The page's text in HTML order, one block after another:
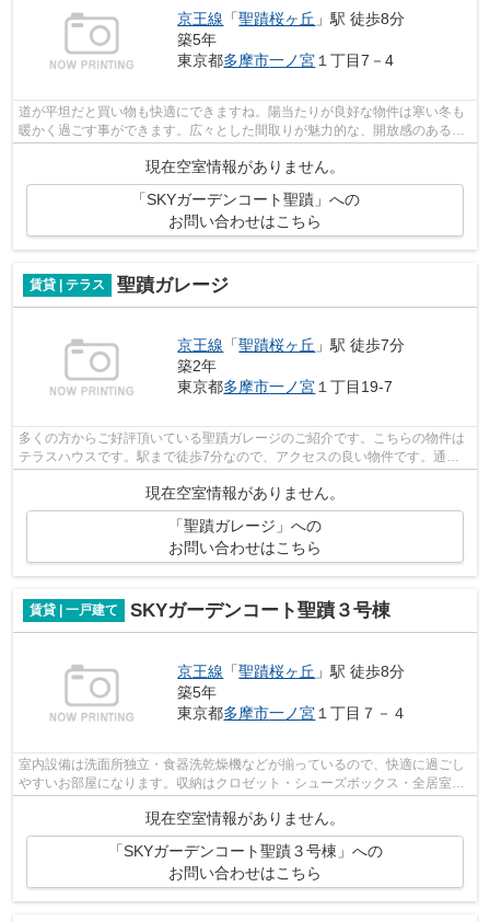
京王線 「聖蹟桜ヶ丘 」駅 徒歩8分
築5年
東京都多摩市一ノ宮１丁目7－4
道が平坦だと買い物も快適にできますね。陽当たりが良好な物件は寒い冬も
暖かく過ごす事ができます。広々とした間取りが魅力的な、開放感のある一
現在空室情報がありません。
「SKYガーデンコート聖蹟」への
お問い合わせはこちら
賃貸 | テラス 聖蹟ガレージ
京王線 「聖蹟桜ヶ丘 」駅 徒歩7分
築2年
東京都多摩市一ノ宮１丁目19-7
多くの方からご好評頂いている聖蹟ガレージのご紹介です。こちらの物件は
テラスハウスです。駅まで徒歩7分なので、アクセスの良い物件です。通風
システムが整った換気がしやすいテラス...
現在空室情報がありません。
「聖蹟ガレージ」への
お問い合わせはこちら
賃貸 | 一戸建て SKYガーデンコート聖蹟３号棟
京王線 「聖蹟桜ヶ丘 」駅 徒歩8分
築5年
東京都多摩市一ノ宮 １丁目７－４
室内設備は洗面所独立・食器洗乾燥機などが揃っているので、快適に過ごし
やすいお部屋になります。収納はクロゼット・シューズボックス・全居室収
納など豊富なので、衣類や履き物の整...
現在空室情報がありません。
「SKYガーデンコート聖蹟３号棟」への
お問い合わせはこちら